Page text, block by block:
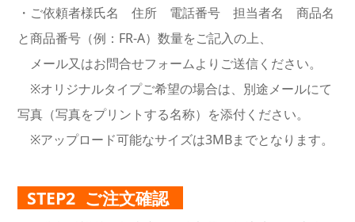
・ご依頼者様氏名 住所 電話番号 担当者名 商品名
と商品番号（例：FR-A）数量をご記入の上、
メール又はお問合せフォームよりご送信ください。
※オリジナルタイプご希望の場合は、別途メールにて
写真（写真をプリントする名称）を添付ください。
※アップロード可能なサイズは3MBまでとなります。
STEP2 ご注文確認